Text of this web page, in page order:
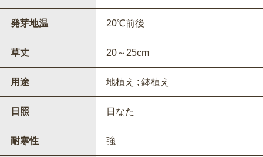
発芽地温 20℃前後
草丈 20～25cm
用途 地植え ; 鉢植え
日照 日なた
耐寒性 強